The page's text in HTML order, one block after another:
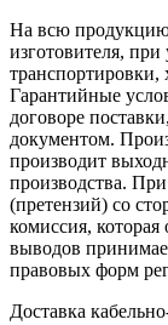
На всю продукцию
изготовителя,
транспортировки,
Гарантийные
договоре
документом.
производит
производства.
(претензий) со
комиссия,
выводов
правовых форм
Доставка